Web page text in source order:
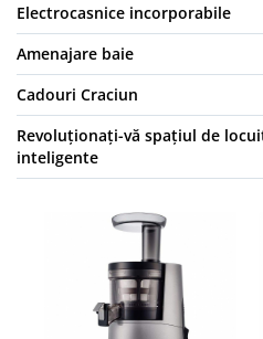
Electrocasnice incorporabile
Amenajare baie
Cadouri Craciun
Revoluționați-vă spațiul de
inteligente